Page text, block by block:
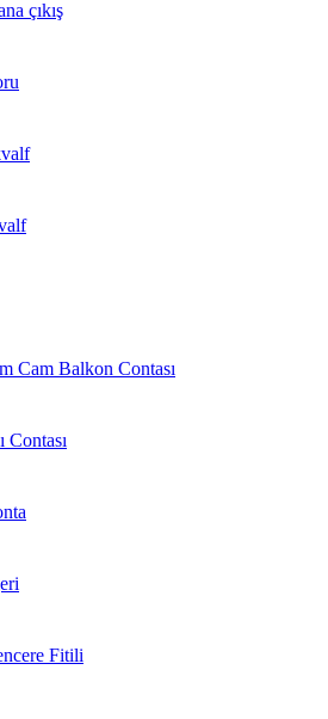
çıkış
Cam Balkon Contası
Contası
Fitili